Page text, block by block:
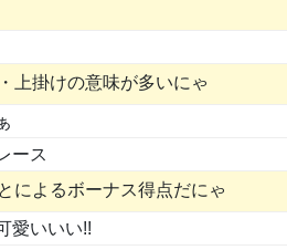
上掛けの意味が多いにゃ
ース
によるボーナス得点だにゃ
愛いいい!!